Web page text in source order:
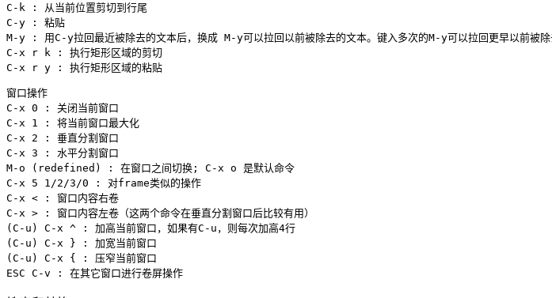
C-k : 从当前位置剪切到行尾
C-y : 粘贴
M-y : 用C-y拉回最近被除去的文本后，换成 M-y可以拉回以前被除去的文本。键入多次的M-y可以拉回更早以前被除
C-x r k : 执行矩形区域的剪切
C-x r y : 执行矩形区域的粘贴
窗口操作
C-x 0 : 关闭当前窗口
C-x 1 : 将当前窗口最大化
C-x 2 : 垂直分割窗口
C-x 3 : 水平分割窗口
M-o (redefined) : 在窗口之间切换; C-x o 是默认命令
C-x 5 1/2/3/0 : 对frame类似的操作
C-x < : 窗口内容右卷
C-x > : 窗口内容左卷（这两个命令在垂直分割窗口后比较有用）
(C-u) C-x ^ : 加高当前窗口，如果有C-u，则每次加高4行
(C-u) C-x } : 加宽当前窗口
(C-u) C-x { : 压窄当前窗口
ESC C-v : 在其它窗口进行卷屏操作